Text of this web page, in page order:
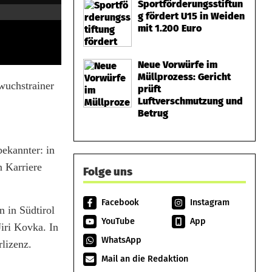
in
Karriere
in Südtirol
Kovka. In
Sportförderungsstiftun
g fördert U15 in Weiden
mit 1.200 Euro
Neue Vorwürfe im
Müllprozess: Gericht
prüft
Luftverschmutzung und
Betrug
Folge uns
Facebook
Instagram
YouTube
App
WhatsApp
Mail an die Redaktion